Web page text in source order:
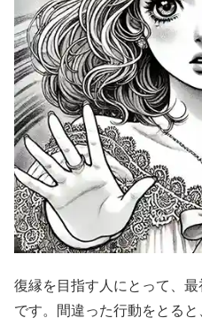
復縁を目指す人にとって、
です。間違った行動をとる